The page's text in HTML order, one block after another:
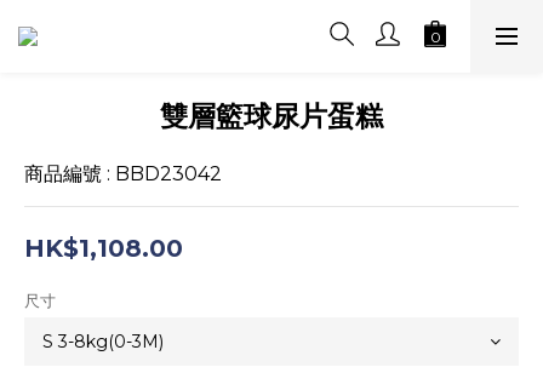
雙層籃球尿片蛋糕
商品編號 : BBD23042
HK$1,108.00
尺寸